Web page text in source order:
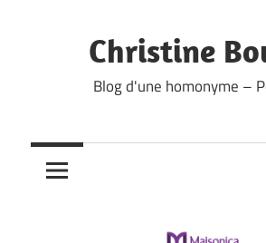
Christine
Blog d'une homonyme –